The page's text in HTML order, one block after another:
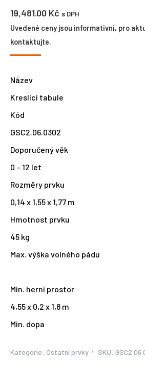
19,481.00 Kč s DPH
Uvedené ceny jsou informativní, pro
kontaktujte.
Název
Kreslící tabule
Kód
GSC2.06.0302
Doporučený věk
0 – 12 let
Rozměry prvku
0,14 x 1,55 x 1,77 m
Hmotnost prvku
45 kg
Max. výška volného pádu
Min. herní prostor
4,55 x 0,2 x 1,8 m
Min. dopa
Kategorie: Ostatní prvky SKU: